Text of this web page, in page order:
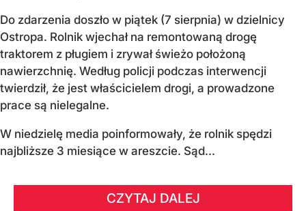
Do zdarzenia doszło w piątek (7 sierpnia) w dzielnicy
Ostropa. Rolnik wjechał na remontowaną drogę
traktorem z pługiem i zrywał świeżo położoną
nawierzchnię. Według policji podczas interwencji
twierdził, że jest właścicielem drogi, a prowadzone
prace są nielegalne.
W niedzielę media poinformowały, że rolnik spędzi
najbliższe 3 miesiące w areszcie. Sąd...
CZYTAJ DALEJ